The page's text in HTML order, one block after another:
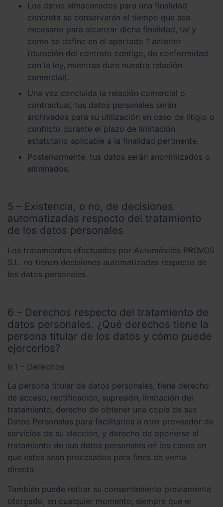
Los datos almacenados para una finalidad
concreta se conservarán el tiempo que sea
necesario para alcanzar dicha finalidad, tal y
como se define en el apartado 1 anterior
(duración del contrato contigo, de conformidad
con la ley, mientras dure nuestra relación
comercial).
Una vez concluida la relación comercial o
contractual, tus datos personales serán
archivados para su utilización en caso de litigio o
conflicto durante el plazo de limitación
estatutario aplicable a la finalidad pertinente.
Posteriormente, tus datos serán anonimizados o
eliminados.
5 – Existencia, o no, de decisiones
automatizadas respecto del tratamiento
de los datos personales
Los tratamientos efectuados por Automóviles PROVOS
S.L. no tienen decisiones automatizadas respecto de
los datos personales.
6 – Derechos respecto del tratamiento de
datos personales. ¿Qué derechos tiene la
persona titular de los datos y cómo puede
ejercerlos?
6.1 – Derechos
La persona titular de datos personales, tiene derecho
de acceso, rectificación, supresión, limitación del
tratamiento, derecho de obtener una copia de sus
Datos Personales para facilitarlos a otro proveedor de
servicios de su elección, y derecho de oponerse al
tratamiento de sus datos personales en los casos en
que estos sean procesados para fines de venta
directa.
También puede retirar su consentimiento previamente
otorgado, en cualquier momento, siempre que el